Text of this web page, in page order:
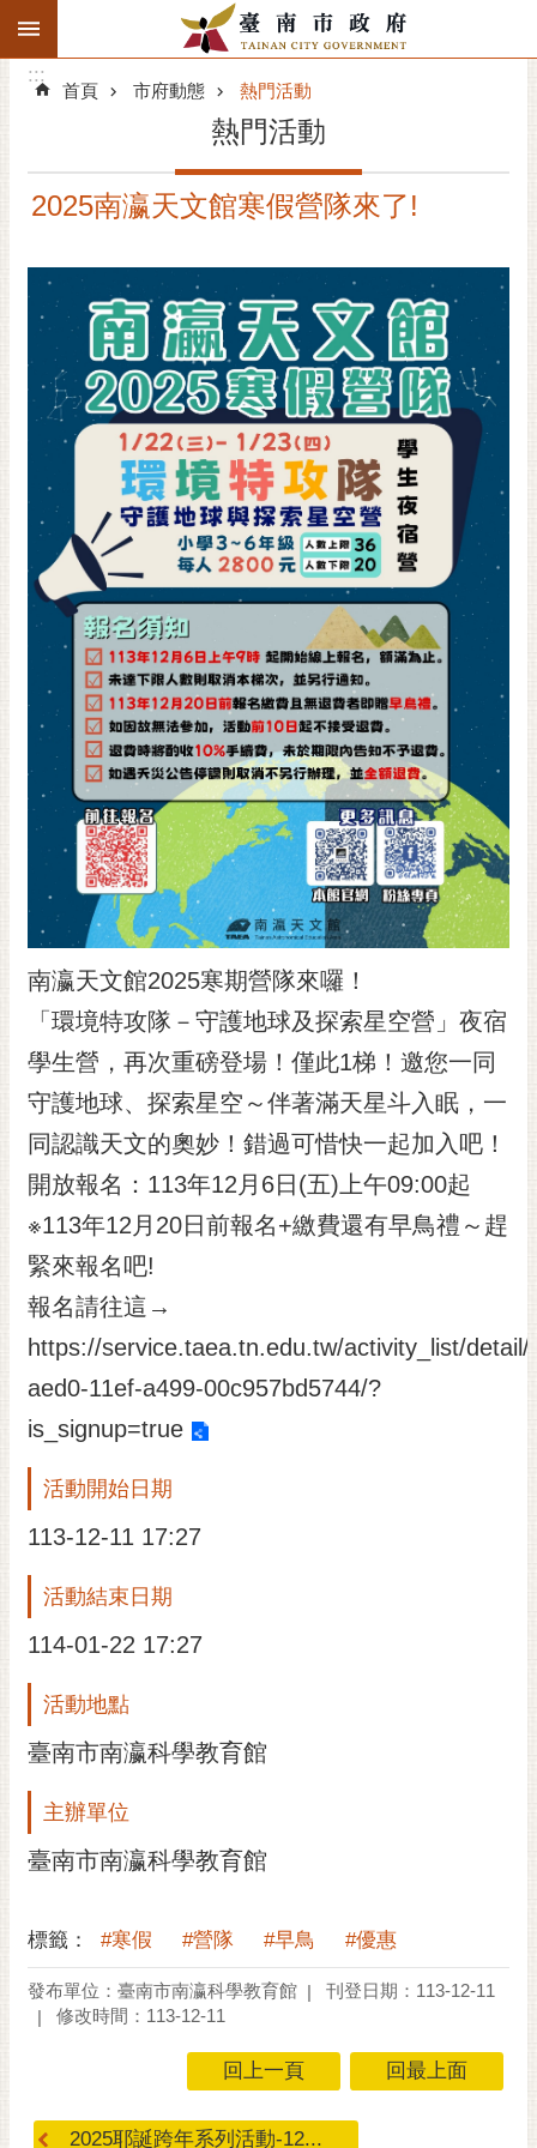
跳到主要內容區塊
搜
階
精彩府城
市府動態
市府團隊
主題服務
市政資訊
市民互動
黃
偉
哲
桐
花
網
導
覽
閱
RSS
訂
閱
電
子
報
市
信
箱
English
語
私
權
全
政
網
站
開
放
宣
告
交
:::
:::
首頁 市府動態 熱門活動
熱門活動
2025南瀛天文館寒假營隊來了!
南瀛天文館2025寒期營隊來囉！
「環境特攻隊－守護地球及探索星空營」夜宿
學生營，再次重磅登場！僅此1梯！邀您一同
守護地球、探索星空～伴著滿天星斗入眠，一
同認識天文的奧妙！錯過可惜快一起加入吧！
開放報名：113年12月6日(五)上午09:00起
※113年12月20日前報名+繳費還有早鳥禮～趕
緊來報名吧!
報名請往這→
https://service.taea.tn.edu.tw/activity_list/detail/
aed0-11ef-a499-00c957bd5744/?
is_signup=true
活動開始日期
113-12-11 17:27
活動結束日期
114-01-22 17:27
活動地點
臺南市南瀛科學教育館
主辦單位
臺南市南瀛科學教育館
標籤： #寒假 #營隊 #早鳥 #優惠
發布單位：臺南市南瀛科學教育館
刊登日期：113-12-11
修改時間：113-12-11
回上一頁 回最上面
2025耶誕跨年系列活動-12...